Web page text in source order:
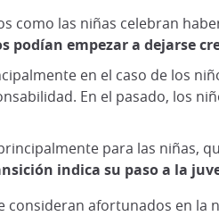
como las niñas celebran
podían empezar a dejarse
en el caso de los
En el pasado, los
para las niñas,
indica su paso a la
consideran afortunados en la